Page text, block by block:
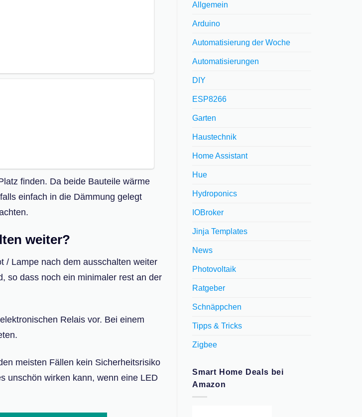
finden. Da beide Bauteile wärme
einfach in die Dämmung gelegt
weiter?
/ Lampe nach dem ausschalten weiter
so dass noch ein minimaler rest an der
Relais vor. Bei einem
meisten Fällen kein Sicherheitsrisiko
unschön wirken kann, wenn eine LED
Allgemein
Arduino
Automatisierung der Woche
Automatisierungen
DIY
ESP8266
Garten
Haustechnik
Home Assistant
Hue
Hydroponics
IOBroker
Jinja Templates
News
Photovoltaik
Ratgeber
Schnäppchen
Tipps & Tricks
Zigbee
Smart Home Deals bei
Amazon